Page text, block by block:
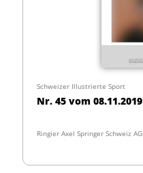
Schweizer Illustrierte Sport
Nr. 45 vom 08.11.2019
Ringier Axel Springer Schweiz AG